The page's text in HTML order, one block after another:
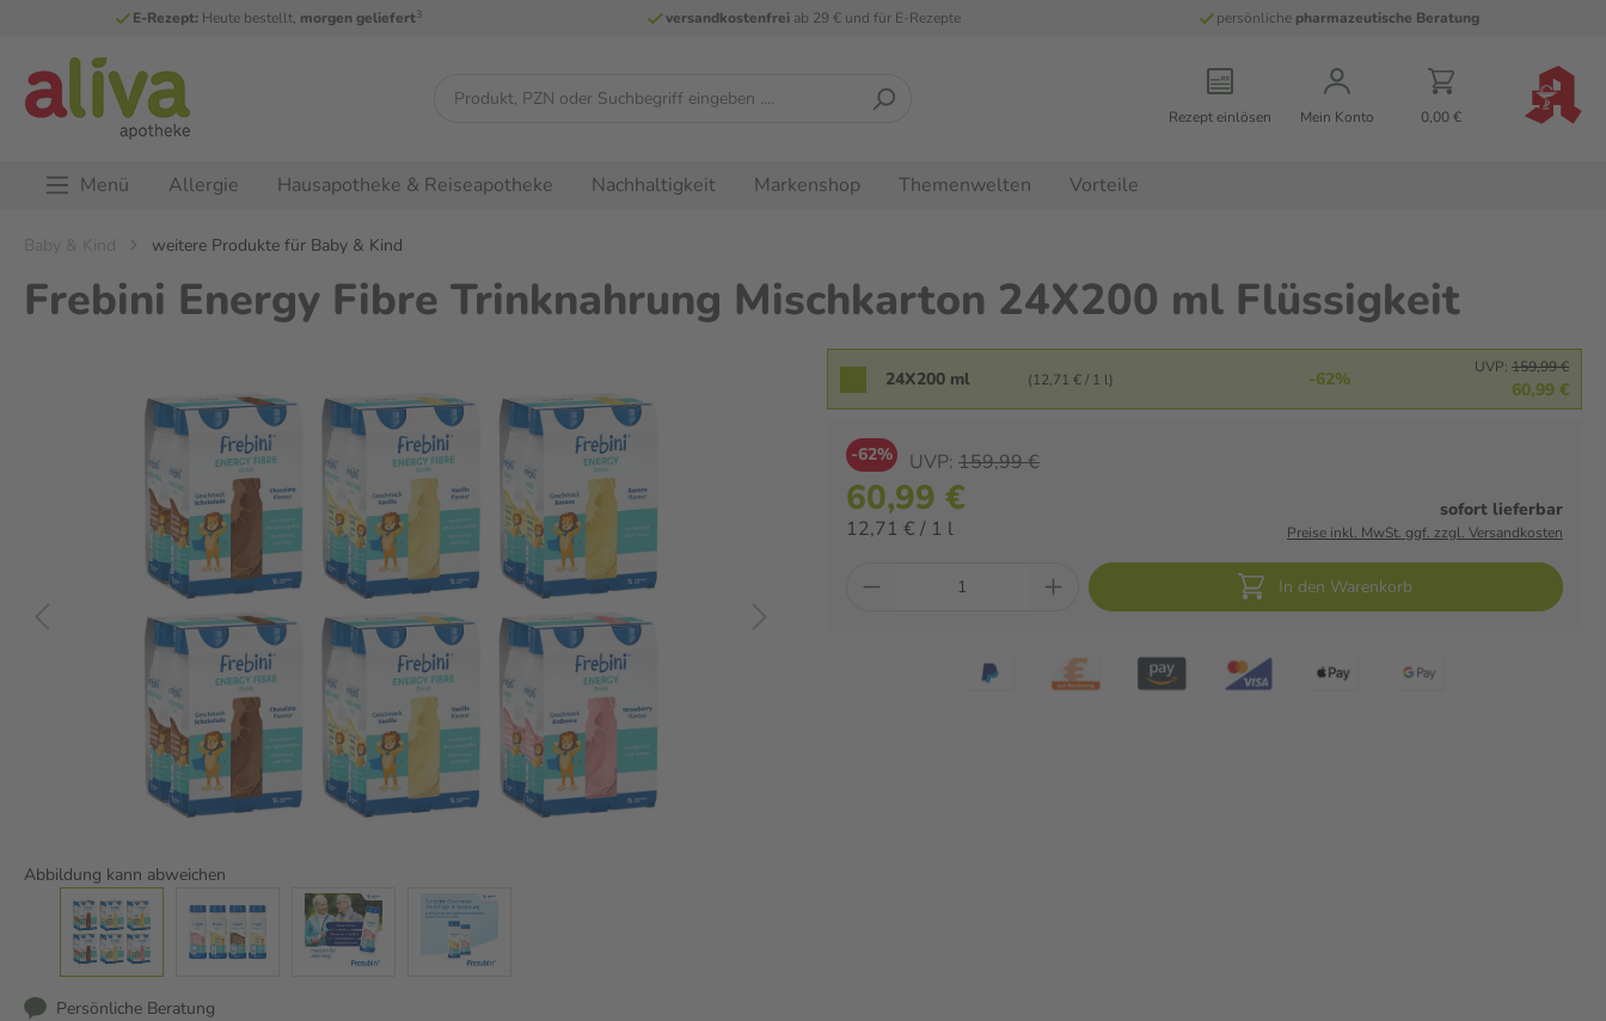
E-Rezept: Heute bestellt, morgen geliefert3 versandkostenfreiab 29 € und für E-Rezepte persönliche pharmazeutische Beratung
Rezept einlösen Mein Konto 0,00 €
Menü Allergie Hausapotheke & Reiseapotheke Nachhaltigkeit Markenshop Themenwelten Vorteile
Baby & Kind weitere Produkte für Baby & Kind
Frebini Energy Fibre Trinknahrung Mischkarton 24X200 ml Flüssigkeit
Abbildung kann abweichen
Persönliche Beratung
24X200 ml (12,71 € / 1 l) -62%
UVP: 159,99 €
60,99 €
-62% UVP: 159,99 €
60,99 €
12,71 € / 1 l
sofort lieferbar
Preise inkl. MwSt. ggf. zzgl. Versandkosten
In den Warenkorb